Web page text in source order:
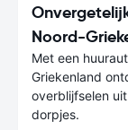
Noord-
Met een
Griekenland
overblijfselen
dorpjes.